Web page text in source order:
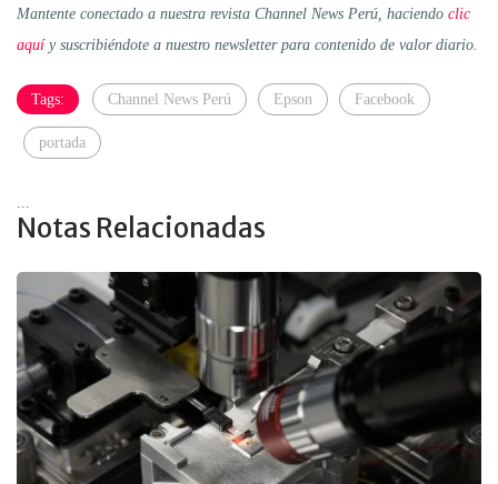
Mantente conectado a nuestra revista Channel News Perú, haciendo clic
aquíy suscribiéndote a nuestro newsletter para contenido de valor diario.
Tags: Channel News Perú Epson Facebook
portada
...
Notas Relacionadas